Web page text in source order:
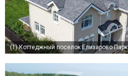
(1)Коттеджный поселок Елизарово Парк